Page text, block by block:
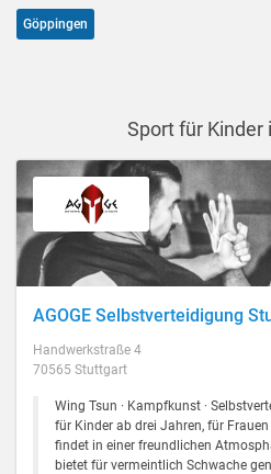
Göppingen
Sport für Kinder
AGOGE Selbstverteidigung
Handwerkstraße 4
70565 Stuttgart
Wing Tsun · Kampfkunst ·
für Kinder ab drei Jahren, für
findet in einer freundlichen
bietet für vermeintlich Schwache